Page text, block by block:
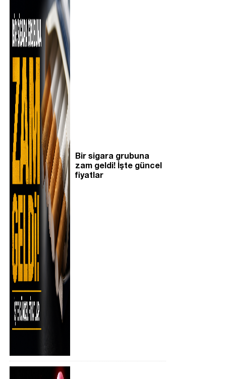
Bir sigara grubuna
zam geldi! İşte güncel
fiyatlar